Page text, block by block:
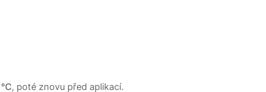
, poté znovu před aplikací.